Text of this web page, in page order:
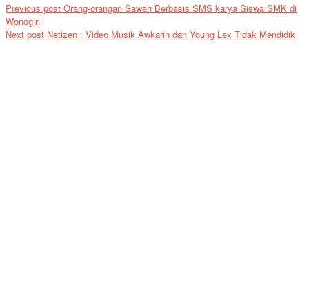
Previous post Orang-orangan Sawah Berbasis SMS karya Siswa SMK di
Wonogiri
Next post Netizen : Video Musik Awkarin dan Young Lex Tidak Mendidik